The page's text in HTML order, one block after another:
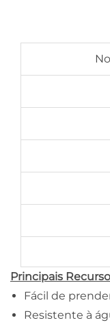
Principais
Fácil de
Resistente à